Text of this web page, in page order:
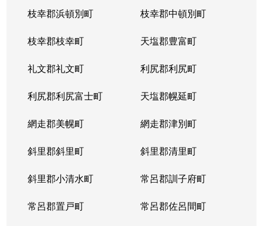
枝幸郡浜頓別町 枝幸郡中頓別町
枝幸郡枝幸町 天塩郡豊富町
礼文郡礼文町 利尻郡利尻町
利尻郡利尻富士町 天塩郡幌延町
網走郡美幌町 網走郡津別町
斜里郡斜里町 斜里郡清里町
斜里郡小清水町 常呂郡訓子府町
常呂郡置戸町 常呂郡佐呂間町